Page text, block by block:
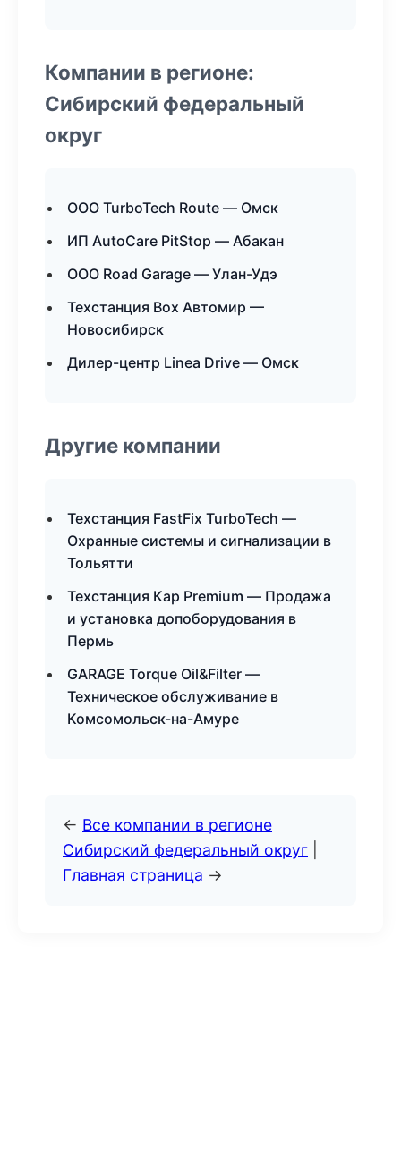
Компании в регионе:
Сибирский федеральный
округ
ООО TurboTech Route — Омск
ИП AutoCare PitStop — Абакан
ООО Road Garage — Улан-Удэ
Техстанция Box Автомир —
Новосибирск
Дилер-центр Linea Drive — Омск
Другие компании
Техстанция FastFix TurboTech —
Охранные системы и сигнализации в
Тольятти
Техстанция Кар Premium — Продажа
и установка допоборудования в
Пермь
GARAGE Torque Oil&Filter —
Техническое обслуживание в
Комсомольск-на-Амуре
← Все компании в регионе
Сибирский федеральный округ
Главная страница →